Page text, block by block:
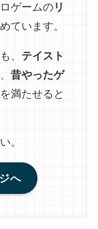
ゲームのリ
ています。
、 テイスト
昔やったゲ
を満たせると
。
へ